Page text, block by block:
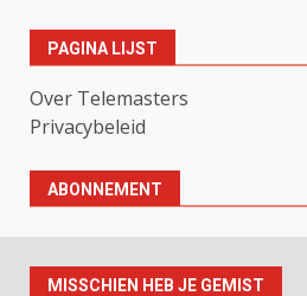
PAGINA LIJST
Over Telemasters
Privacybeleid
ABONNEMENT
MISSCHIEN HEB JE GEMIST